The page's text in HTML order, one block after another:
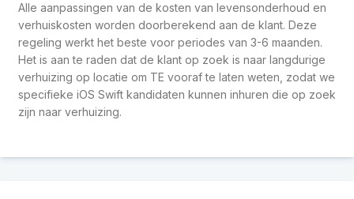
Alle aanpassingen van de kosten van levensonderhoud en
verhuiskosten worden doorberekend aan de klant. Deze
regeling werkt het beste voor periodes van 3-6 maanden.
Het is aan te raden dat de klant op zoek is naar langdurige
verhuizing op locatie om TE vooraf te laten weten, zodat we
specifieke iOS Swift kandidaten kunnen inhuren die op zoek
zijn naar verhuizing.